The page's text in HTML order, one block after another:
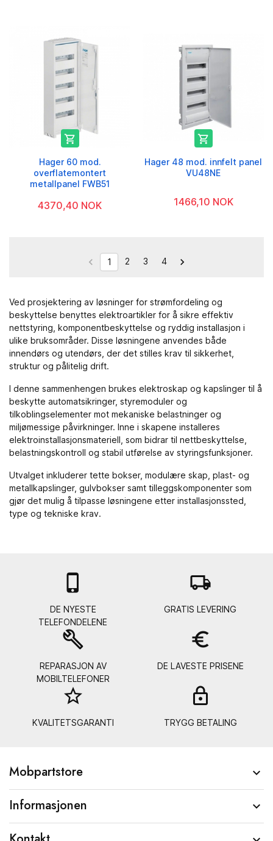

Hager 60 mod.
overflatemontert
metallpanel FWB51
4370,40 NOK

Hager 48 mod. innfelt panel
VU48NE
1466,10 NOK
 1 2 3 4 
Ved prosjektering av løsninger for strømfordeling og
beskyttelse benyttes elektroartikler for å sikre effektiv
nettstyring, komponentbeskyttelse og ryddig installasjon i
ulike bruksområder. Disse løsningene anvendes både
innendørs og utendørs, der det stilles krav til sikkerhet,
struktur og pålitelig drift.
I denne sammenhengen brukes elektroskap og kapslinger til å
beskytte automatsikringer, styremoduler og
tilkoblingselementer mot mekaniske belastninger og
miljømessige påvirkninger. Inne i skapene installeres
elektroinstallasjonsmateriell , som bidrar til nettbeskyttelse,
belastningskontroll og stabil utførelse av styringsfunksjoner.
Utvalget inkluderer tette bokser, modulære skap, plast- og
metallkapslinger, gulvbokser samt tilleggskomponenter som
gjør det mulig å tilpasse løsningene etter installasjonssted,
type og tekniske krav.

DE NYESTE
TELEFONDELENE
local_shipping
GRATIS LEVERING
build
REPARASJON AV
MOBILTELEFONER
euro_symbol
DE LAVESTE PRISENE
star_border
KVALITETSGARANTI TRYGG BETALING
Mobpartstore 
Informasjonen 